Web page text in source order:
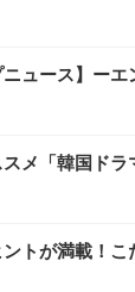
ニュース】ー
メ「韓国ドラ
トが満載！